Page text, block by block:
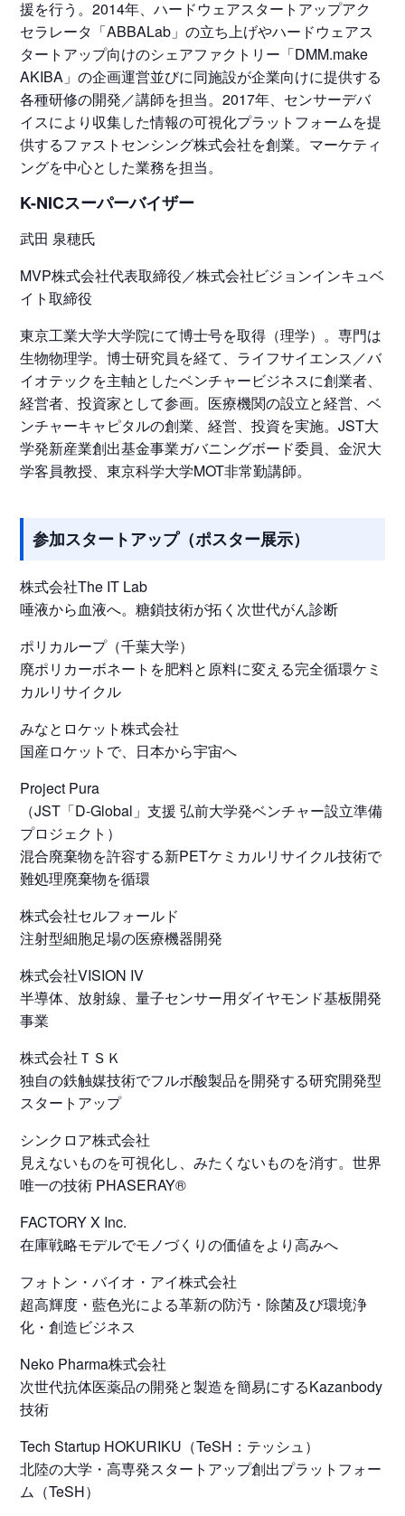
援を行う。2014年、ハードウェアスタートアップアク
セラレータ「ABBALab」の立ち上げやハードウェアス
タートアップ向けのシェアファクトリー「DMM.make
AKIBA」の企画運営並びに同施設が企業向けに提供する
各種研修の開発／講師を担当。2017年、センサーデバ
イスにより収集した情報の可視化プラットフォームを提
供するファストセンシング株式会社を創業。マーケティ
ングを中心とした業務を担当。
K-NICスーパーバイザー
武田 泉穂氏
MVP株式会社代表取締役／株式会社ビジョンインキュベ
イト取締役
東京工業大学大学院にて博士号を取得（理学）。専門は
生物物理学。博士研究員を経て、ライフサイエンス／バ
イオテックを主軸としたベンチャービジネスに創業者、
経営者、投資家として参画。医療機関の設立と経営、ベ
ンチャーキャピタルの創業、経営、投資を実施。JST大
学発新産業創出基金事業ガバニングボード委員、金沢大
学客員教授、東京科学大学MOT非常勤講師。
参加スタートアップ（ポスター展示）
株式会社The IT Lab
唾液から血液へ。糖鎖技術が拓く次世代がん診断
ポリカループ（千葉大学）
廃ポリカーボネートを肥料と原料に変える完全循環ケミ
カルリサイクル
みなとロケット株式会社
国産ロケットで、日本から宇宙へ
Project Pura
（JST「D-Global」支援 弘前大学発ベンチャー設立準備
プロジェクト）
混合廃棄物を許容する新PETケミカルリサイクル技術で
難処理廃棄物を循環
株式会社セルフォールド
注射型細胞足場の医療機器開発
株式会社VISION IV
半導体、放射線、量子センサー用ダイヤモンド基板開発
事業
株式会社ＴＳＫ
独自の鉄触媒技術でフルボ酸製品を開発する研究開発型
スタートアップ
シンクロア株式会社
見えないものを可視化し、みたくないものを消す。世界
唯一の技術 PHASERAY®
FACTORY X Inc.
在庫戦略モデルでモノづくりの価値をより高みへ
フォトン・バイオ・アイ株式会社
超高輝度・藍色光による革新の防汚・除菌及び環境浄
化・創造ビジネス
Neko Pharma株式会社
次世代抗体医薬品の開発と製造を簡易にするKazanbody
技術
Tech Startup HOKURIKU（TeSH：テッシュ）
北陸の大学・高専発スタートアップ創出プラットフォー
ム（TeSH）